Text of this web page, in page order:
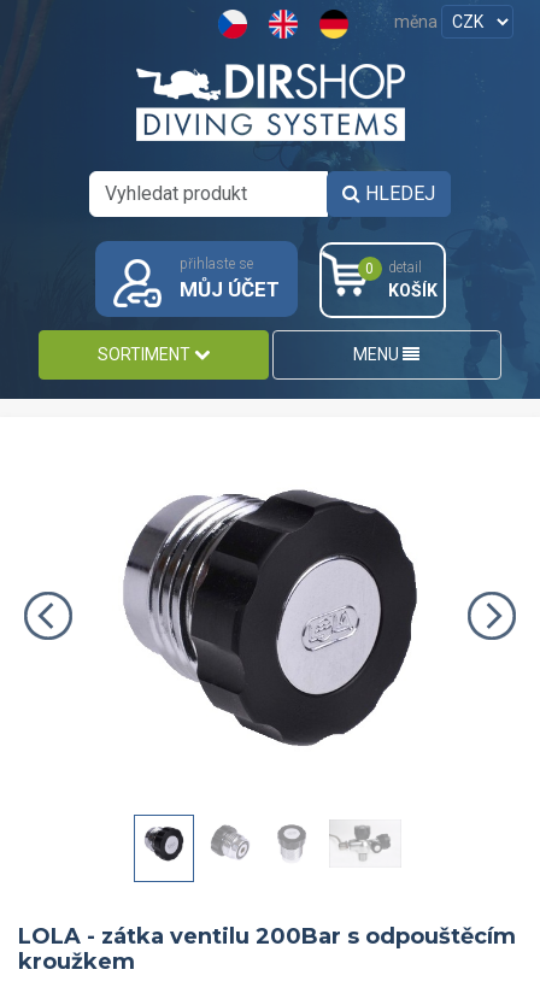
měna
HLEDEJ
přihlaste se
MŮJ ÚČET
0 detail
KOŠÍK
SORTIMENT MENU
LOLA - zátka ventilu 200Bar s odpouštěcím
kroužkem